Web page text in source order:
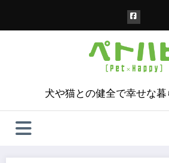
犬や猫との健全で幸せな